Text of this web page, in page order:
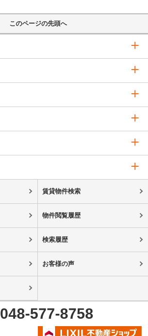
このページの先頭へ
賃貸物件検索
物件閲覧履歴
検索履歴
お客様の声
048-577-8758